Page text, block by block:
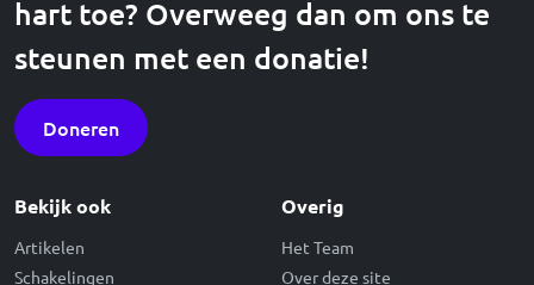
hart toe? Overweeg dan om ons te
steunen met een donatie!
Doneren
Bekijk ook
Artikelen
Schakelingen
Overig
Het Team
Over deze site